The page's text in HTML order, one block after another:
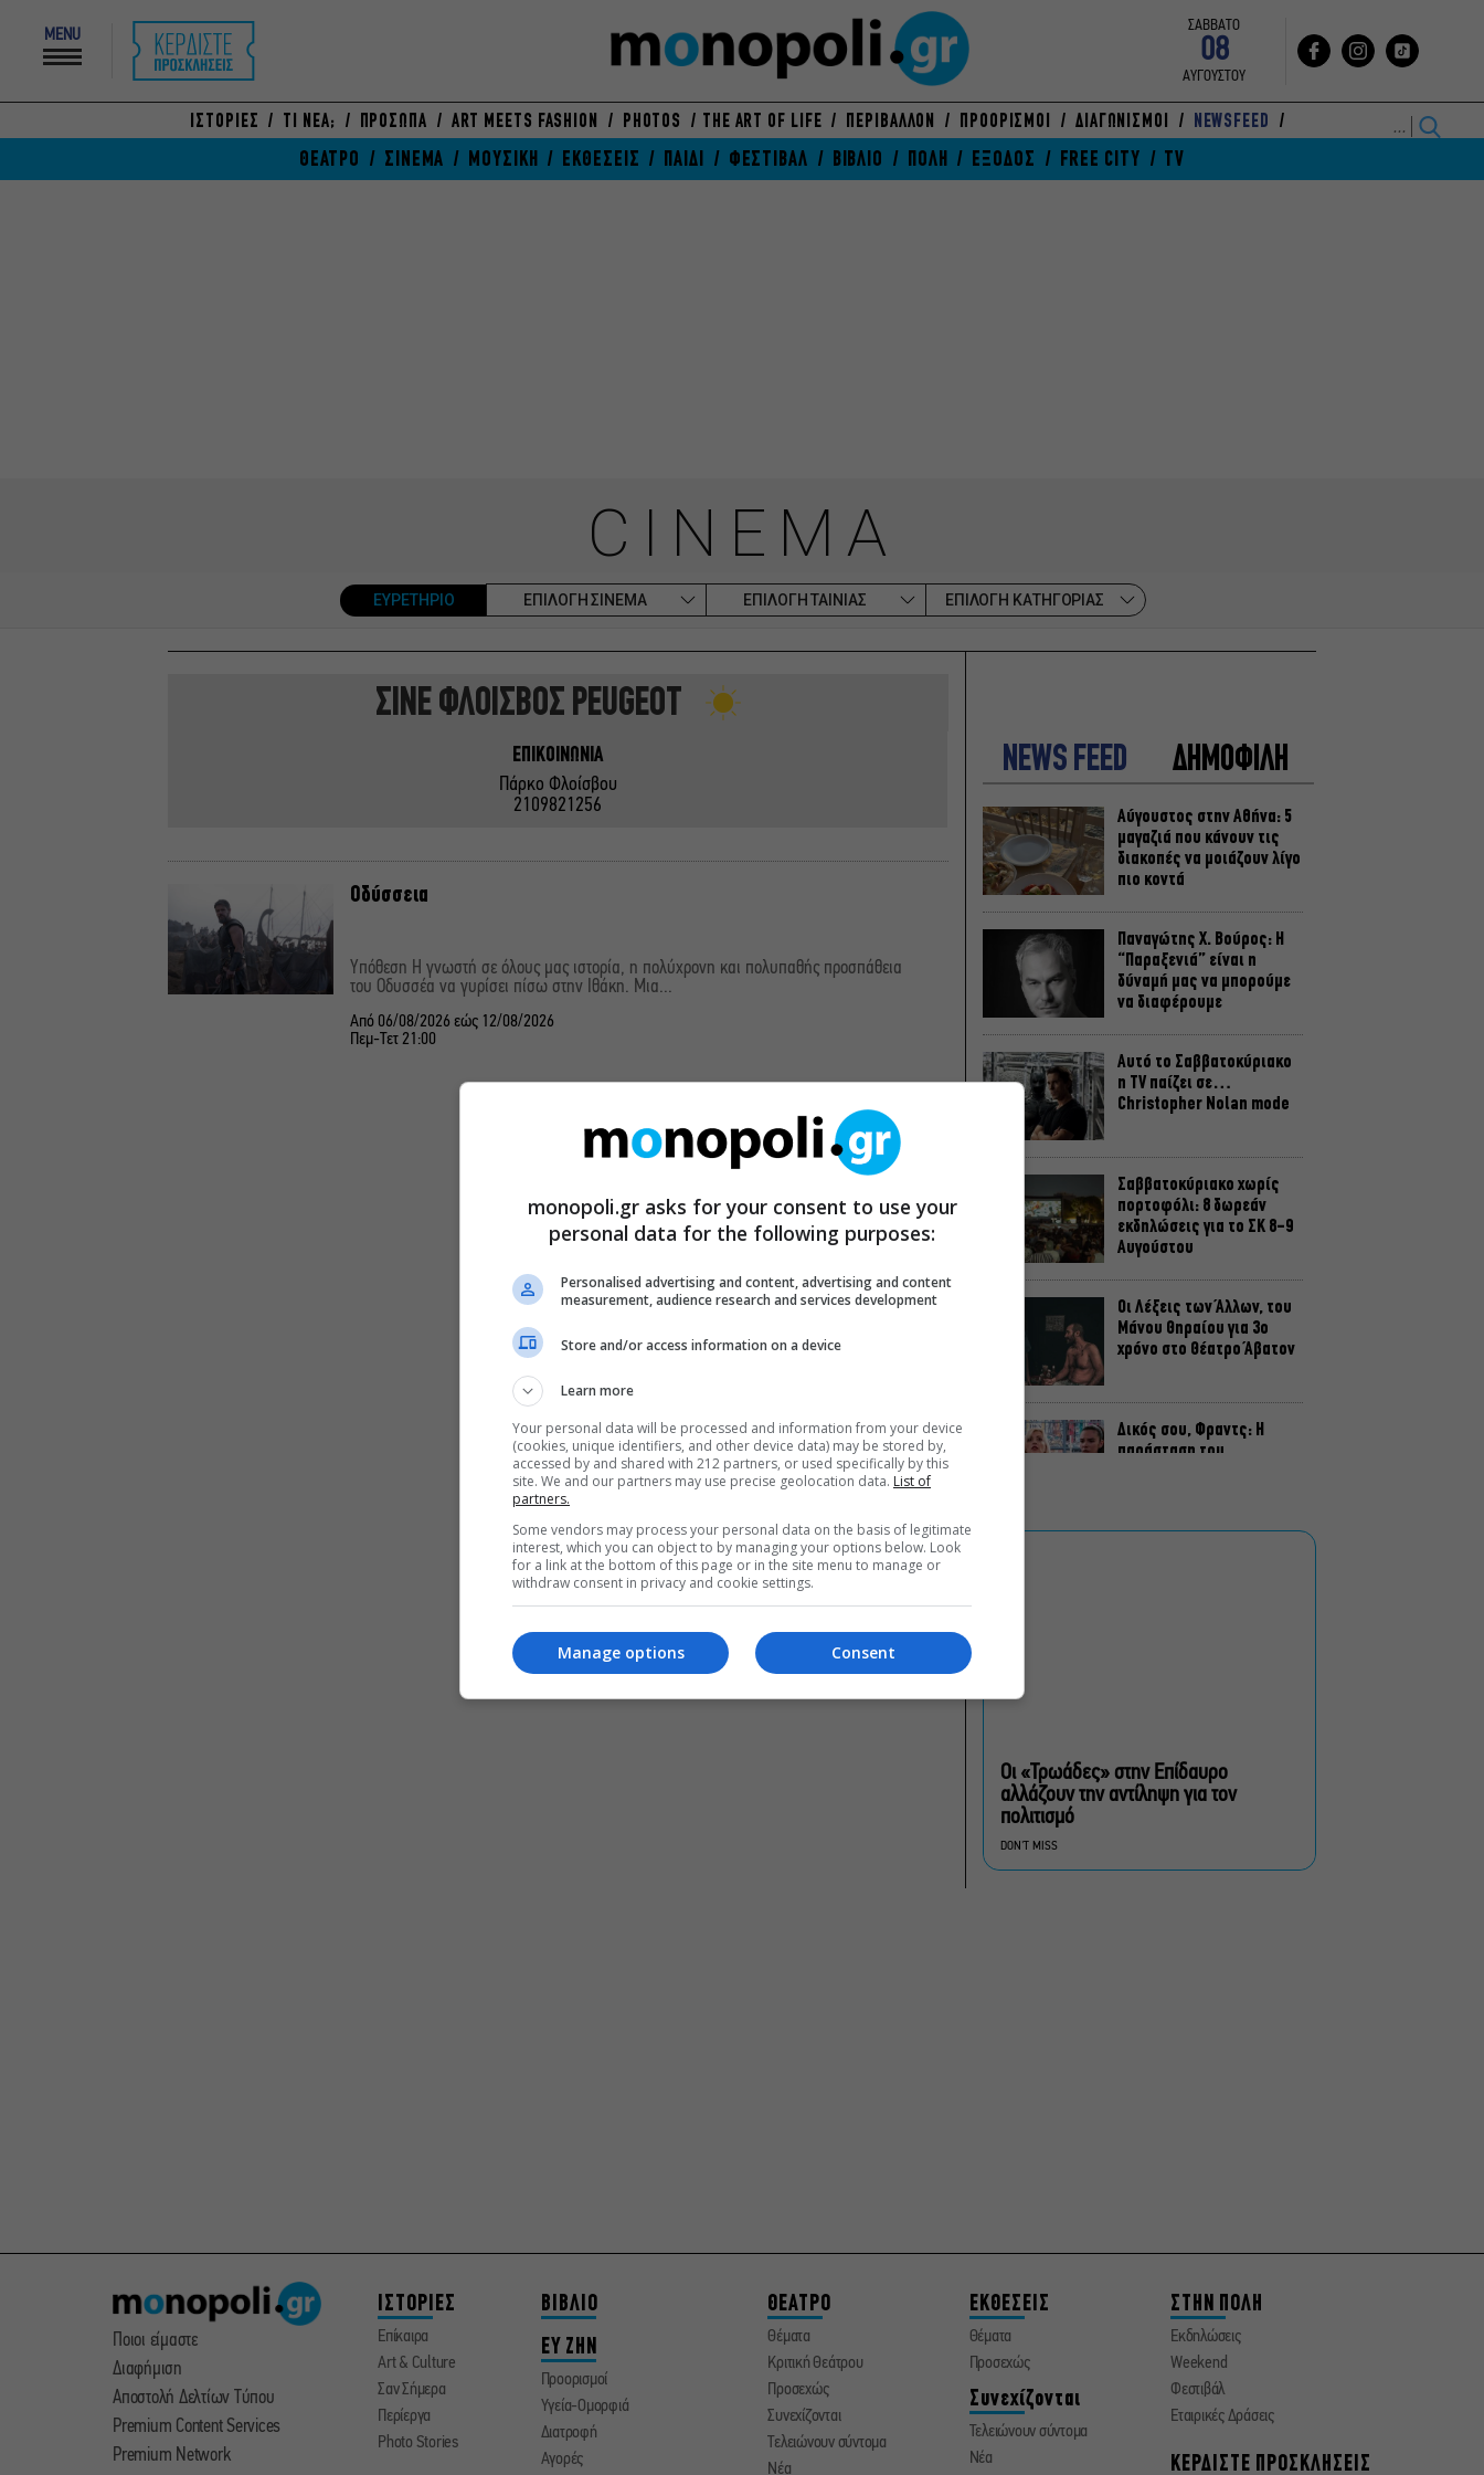
MENU
ΣΑΒΒΑΤΟ
08
ΑΥΓΟΥΣΤΟΥ
ΙΣΤΟΡΙΕΣ ΤΙ ΝΕΑ; ΠΡΟΣΩΠΑ ART MEETS FASHION PHOTOS THE ART OF LIFE ΠΕΡΙΒΑΛΛΟΝ ΠΡΟΟΡΙΣΜΟΙ ΔΙΑΓΩΝΙΣΜΟΙ NEWSFEED
ΘΕΑΤΡΟ ΣΙΝΕΜΑ ΜΟΥΣΙΚΗ ΕΚΘΕΣΕΙΣ ΠΑΙΔΙ ΦΕΣΤΙΒΑΛ ΒΙΒΛΙΟ ΠΟΛΗ ΕΞΟΔΟΣ FREE CITY TV
CINEMA
ΕΥΡΕΤΗΡΙΟ ΕΠΙΛΟΓΗ ΣΙΝΕΜΑ ΕΠΙΛΟΓΗ ΤΑΙΝΙΑΣ ΕΠΙΛΟΓΗ ΚΑΤΗΓΟΡΙΑΣ
ΣΙΝΕ ΦΛΟΙΣΒΟΣ PEUGEOT
ΕΠΙΚΟΙΝΩΝΙΑ
Πάρκο Φλοίσβου
2109821256
Οδύσσεια
Υπόθεση Η γνωστή σε όλους μας ιστορία, η πολύχρονη και πολυπαθής προσπάθεια
του Οδυσσέα να γυρίσει πίσω στην Ιθάκη. Μια...
Από 06/08/2026 εώς 12/08/2026
Πεμ-Τετ 21:00
NEWS FEED ΔΗΜΟΦΙΛΗ
Αύγουστος στην Αθήνα: 5
μαγαζιά που κάνουν τις
διακοπές να μοιάζουν λίγο
πιο κοντά
Παναγώτης Χ. Βούρος: Η
“Παραξενιά” είναι η
δύναμή μας να μπορούμε
να διαφέρουμε
Αυτό το Σαββατοκύριακο
η TV παίζει σε…
Christopher Nolan mode
Σαββατοκύριακο χωρίς
πορτοφόλι: 8 δωρεάν
εκδηλώσεις για το ΣΚ 8-9
Αυγούστου
Οι Λέξεις των Άλλων, του
Μάνου Θηραίου για 3ο
χρόνο στο Θέατρο Άβατον
Δικός σου, Φραντς: Η
παράσταση του
Δημοτικό Θέατρο Πειραιά
Σπηλιόπουλου στην
Οι «Τρωάδες» στην Επίδαυρο
αλλάζουν την αντίληψη για τον
πολιτισμό
DON'T MISS
Ποιοι είμαστε
Διαφήμιση
Αποστολή Δελτίων Τύπου
Premium Content Services
Premium Network
ΙΣΤΟΡΙΕΣ
Επίκαιρα
Art & Culture
Σαν Σήμερα
Περίεργα
Photo Stories
ΒΙΒΛΙΟ
ΕΥ ΖΗΝ
Προορισμοί
Υγεία-Ομορφιά
Διατροφή
Αγορές
ΘΕΑΤΡΟ
Θέματα
Κριτική Θεάτρου
Προσεχώς
Συνεχίζονται
Τελειώνουν σύντομα
Νέα
ΕΚΘΕΣΕΙΣ
Θέματα
Προσεχώς
Συνεχίζονται
Τελειώνουν σύντομα
Νέα
ΣΤΗΝ ΠΟΛΗ
Εκδηλώσεις
Weekend
Φεστιβάλ
Εταιρικές Δράσεις
ΚΕΡΔΙΣΤΕ ΠΡΟΣΚΛΗΣΕΙΣ
monopoli.gr asks for your consent to use your
personal data for the following purposes:
Personalised advertising and content, advertising and content
measurement, audience research and services development
Store and/or access information on a device
Learn more
Your personal data will be processed and information from your device
(cookies, unique identifiers, and other device data) may be stored by,
accessed by and shared with 212 partners, or used specifically by this
site. We and our partners may use precise geolocation data. List of
partners.
Some vendors may process your personal data on the basis of legitimate
interest, which you can object to by managing your options below. Look
for a link at the bottom of this page or in the site menu to manage or
withdraw consent in privacy and cookie settings.
Consent
Manage options